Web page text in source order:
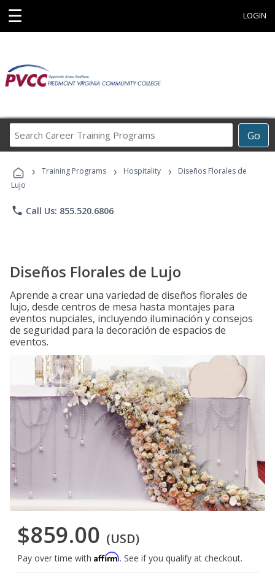
☰ LOGIN
Go
Career
Programs
› Training Programs › Hospitality ›
Diseños Florales de
Lujo
phone Call Us: 855.520.6806
Diseños Florales de Lujo
Aprende a crear una variedad de diseños florales de
lujo, desde centros de mesa hasta montajes para
eventos nupciales, incluyendo iluminación y consejos
de seguridad para la decoración de espacios de
eventos.
$859.00 (USD)
Pay over time with Affirm. See if you qualify at checkout.